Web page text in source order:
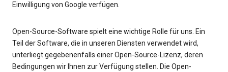
Einwilligung von Google verfügen.
Open-Source-Software spielt eine wichtige Rolle für uns. Ein
Teil der Software, die in unseren Diensten verwendet wird,
unterliegt gegebenenfalls einer Open-Source-Lizenz, deren
Bedingungen wir Ihnen zur Verfügung stellen. Die Open-